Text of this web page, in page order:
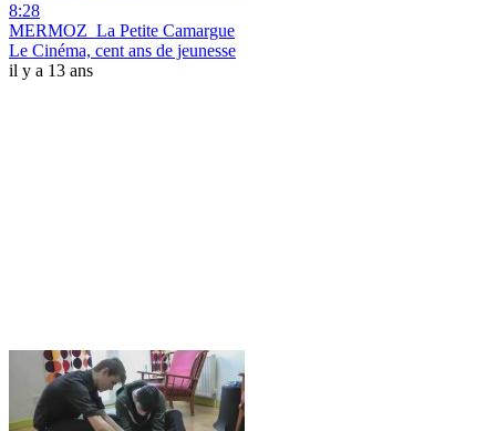
8:28
MERMOZ_La Petite Camargue
Le Cinéma, cent ans de jeunesse
il y a 13 ans